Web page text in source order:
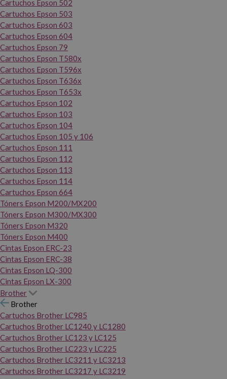
Cartuchos Epson 502
Cartuchos Epson 503
Cartuchos Epson 603
Cartuchos Epson 604
Cartuchos Epson 79
Cartuchos Epson T580x
Cartuchos Epson T596x
Cartuchos Epson T636x
Cartuchos Epson T653x
Cartuchos Epson 102
Cartuchos Epson 103
Cartuchos Epson 104
Cartuchos Epson 105 y 106
Cartuchos Epson 111
Cartuchos Epson 112
Cartuchos Epson 113
Cartuchos Epson 114
Cartuchos Epson 664
Tóners Epson M200/MX200
Tóners Epson M300/MX300
Tóners Epson M320
Tóners Epson M400
Cintas Epson ERC-23
Cintas Epson ERC-38
Cintas Epson LQ-300
Cintas Epson LX-300
Brother
Brother
Cartuchos Brother LC985
Cartuchos Brother LC1240 y LC1280
Cartuchos Brother LC123 y LC125
Cartuchos Brother LC223 y LC225
Cartuchos Brother LC3211 y LC3213
Cartuchos Brother LC3217 y LC3219